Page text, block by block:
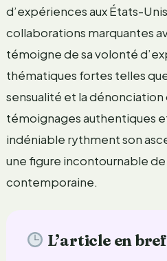
d’expériences aux États-
collaborations marquantes
témoigne de sa volonté
thématiques fortes telles
sensualité et la dénonciation
témoignages authentiques
indéniable rythment son
une figure incontournable de
contemporaine.
L’article en bref